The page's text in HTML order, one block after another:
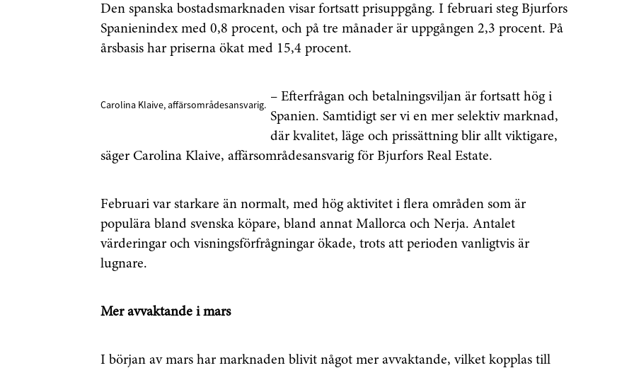
Den spanska bostadsmarknaden visar fortsatt prisuppgång. I februari steg Bjurfors
Spanienindex med 0,8 procent, och på tre månader är uppgången 2,3 procent. På
årsbasis har priserna ökat med 15,4 procent.
Carolina Klaive, affärsområdesansvarig.
– Efterfrågan och betalningsviljan är fortsatt hög i
Spanien. Samtidigt ser vi en mer selektiv marknad,
där kvalitet, läge och prissättning blir allt viktigare,
säger Carolina Klaive, affärsområdesansvarig för Bjurfors Real Estate.
Februari var starkare än normalt, med hög aktivitet i flera områden som är
populära bland svenska köpare, bland annat Mallorca och Nerja. Antalet
värderingar och visningsförfrågningar ökade, trots att perioden vanligtvis är
lugnare.
Mer avvaktande i mars
I början av mars har marknaden blivit något mer avvaktande, vilket kopplas till